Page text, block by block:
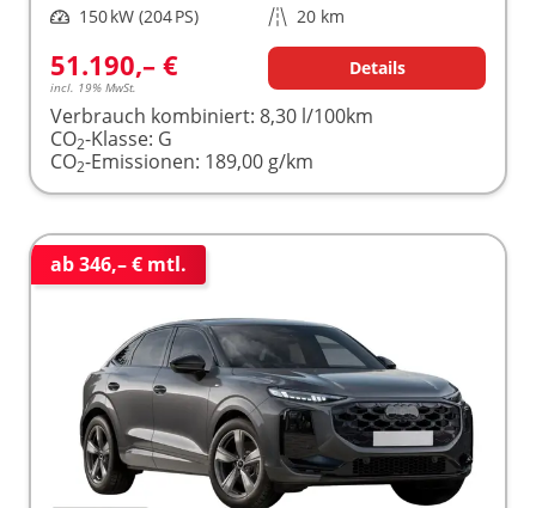
Leistung 150 kW (204 PS) Kilometerstand 20 km
51.190,– €
incl. 19% MwSt.
Details
Verbrauch kombiniert: 8,30 l/100km
CO2-Klasse: G
CO2-Emissionen: 189,00 g/km
ab 346,– € mtl.